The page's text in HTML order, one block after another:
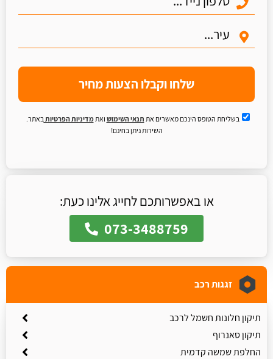
שלחו וקבלו הצעות מחיר
בשליחת הטופס הינכם מאשרים את תנאי השימוש ואתמדיניות הפרטיות באתר.
השירות ניתן בחינם!
או באפשרותכם לחייג אלינו כעת:
073-3488759
זגגות רכב
תיקון חלונות חשמל לרכב
תיקון סאנרוף
החלפת שמשה קדמית